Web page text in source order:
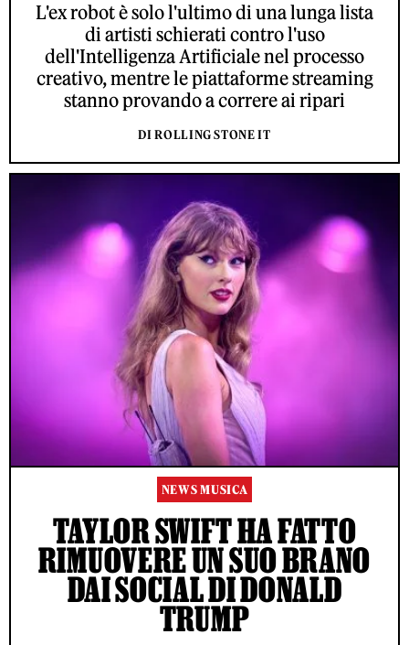
L'ex robot è solo l'ultimo di una lunga lista
di artisti schierati contro l'uso
dell'Intelligenza Artificiale nel processo
creativo, mentre le piattaforme streaming
stanno provando a correre ai ripari
DI ROLLING STONE IT
NEWS MUSICA
TAYLOR SWIFT HA FATTO
RIMUOVERE UN SUO BRANO
DAI SOCIAL DI DONALD
TRUMP